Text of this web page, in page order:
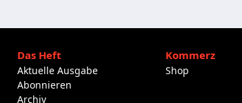
Das Heft
Aktuelle Ausgabe
Abonnieren
Archiv
Kommerz
Shop